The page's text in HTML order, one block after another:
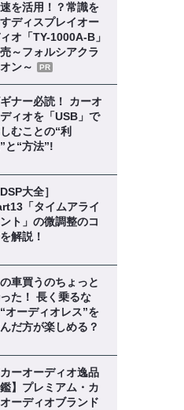
を活用！？常識を
ディスプレイオー
オ「TY-1000A-B」
～フォルシアクラ
ン～
PR
ナー必読！ カーオ
ィオを「USB」で
むことの“利
と“方法”!
DSP大全］
「タイムアライ
ト」の微調整のコ
解説！
車買うのちょっと
た！ 長く乗るな
オーディオレス”を
だ方が楽しめる？
カーオーディオ逸品
】プレミアム・カ
ーディオブランド